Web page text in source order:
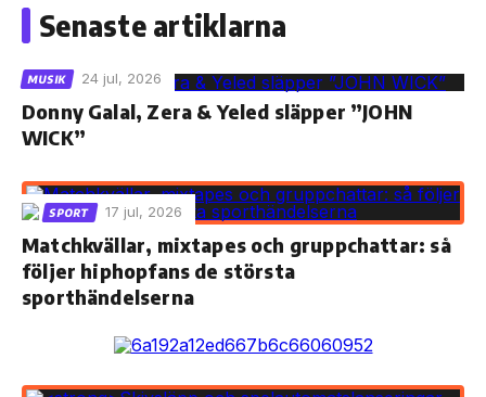
Senaste artiklarna
MUSIK 24 jul, 2026
Donny Galal, Zera & Yeled släpper ”JOHN
WICK”
SPORT 17 jul, 2026
Matchkvällar, mixtapes och gruppchattar: så
följer hiphopfans de största
sporthändelserna